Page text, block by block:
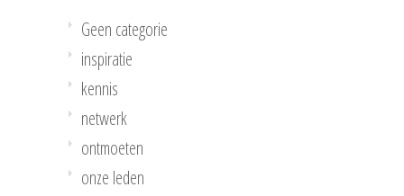
Geen categorie
inspiratie
kennis
netwerk
ontmoeten
onze leden